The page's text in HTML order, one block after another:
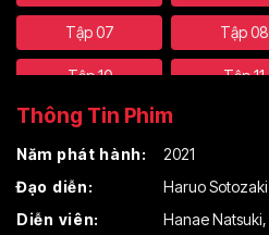
Tập 07 Tập 08
Tập 10 Tập 11
Thông Tin Phim
Năm phát hành:
2021
Đạo diễn:
Haruo Sotozaki
Diễn viên:
Hanae Natsuki,